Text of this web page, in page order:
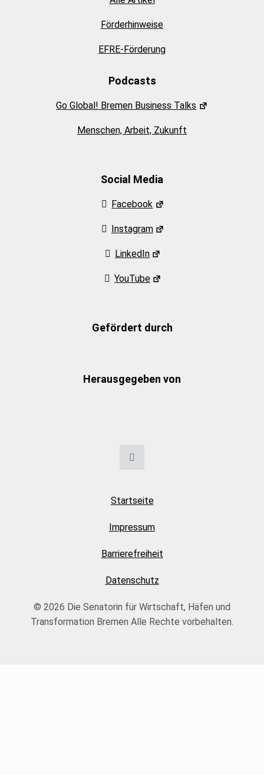
Förderhinweise
EFRE-Förderung
Podcasts
Go Global! Bremen Business Talks
Menschen, Arbeit, Zukunft
Social Media
Facebook
Instagram
LinkedIn
YouTube
Gefördert durch
Herausgegeben von
Startseite
Impressum
Barrierefreiheit
Datenschutz
© 2026 Die Senatorin für Wirtschaft, Häfen und
Transformation Bremen Alle Rechte vorbehalten.